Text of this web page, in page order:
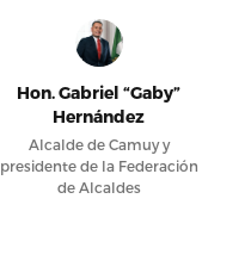
Hon. Gabriel “Gaby”
Hernández
Alcalde de Camuy y
presidente de la Federación
de Alcaldes